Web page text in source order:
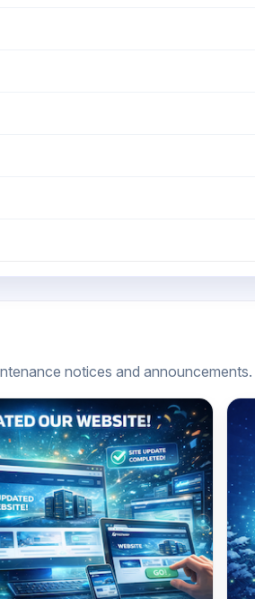
notices and announcements.